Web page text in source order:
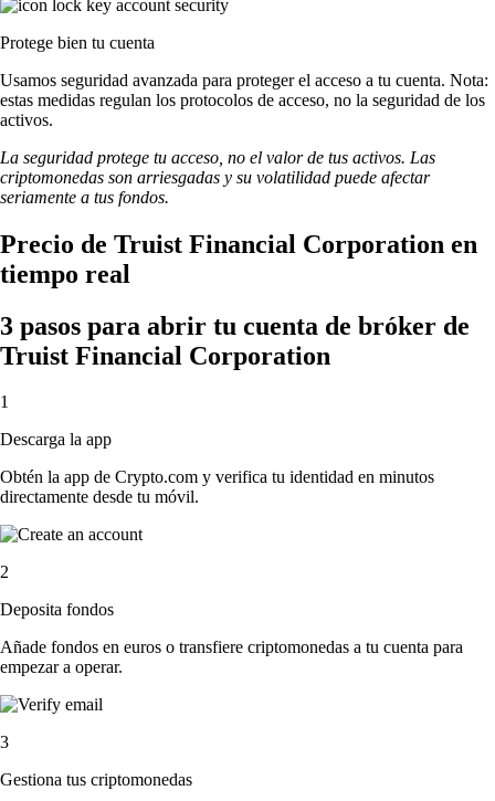
Protege bien tu cuenta
Usamos seguridad avanzada para proteger el acceso a tu cuenta. Nota:
estas medidas regulan los protocolos de acceso, no la seguridad de los
activos.
La seguridad protege tu acceso, no el valor de tus activos. Las
criptomonedas son arriesgadas y su volatilidad puede afectar
seriamente a tus fondos.
Precio de Truist Financial Corporation en
tiempo real
3 pasos para abrir tu cuenta de bróker de
Truist Financial Corporation
1
Descarga la app
Obtén la app de Crypto.com y verifica tu identidad en minutos
directamente desde tu móvil.
2
Deposita fondos
Añade fondos en euros o transfiere criptomonedas a tu cuenta para
empezar a operar.
3
Gestiona tus criptomonedas